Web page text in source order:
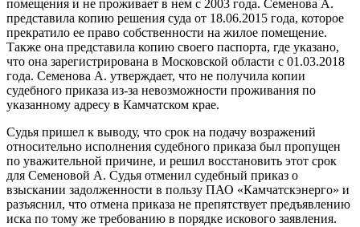
помещения и не проживает в нем с 2003 года. Семенова А.
представила копию решения суда от 18.06.2015 года, которое
прекратило ее право собственности на жилое помещение.
Также она представила копию своего паспорта, где указано,
что она зарегистрирована в Московской области с 01.03.2018
года. Семенова А. утверждает, что не получила копии
судебного приказа из-за невозможности проживания по
указанному адресу в Камчатском крае.
Судья пришел к выводу, что срок на подачу возражений
относительно исполнения судебного приказа был пропущен
по уважительной причине, и решил восстановить этот срок
для Семеновой А. Судья отменил судебный приказ о
взыскании задолженности в пользу ПАО «Камчатскэнерго» и
разъяснил, что отмена приказа не препятствует предъявлению
иска по тому же требованию в порядке искового заявления.